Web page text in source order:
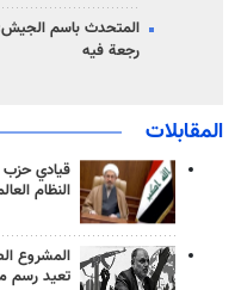
المتحدث باسم الجيش:
رجعة فيه
المقابلات
قيادي حزب
النظام
المشروع
تعيد رسم